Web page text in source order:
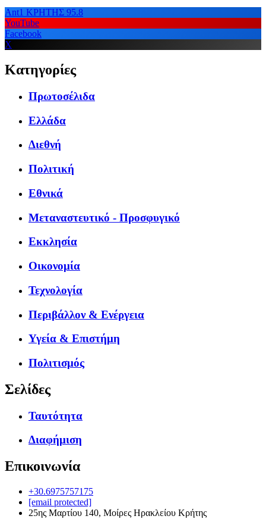
Ant1 ΚΡΗΤΗΣ 95.8
YouTube
Facebook
X
Κατηγορίες
Πρωτοσέλιδα
Ελλάδα
Διεθνή
Πολιτική
Εθνικά
Μεταναστευτικό - Προσφυγικό
Εκκλησία
Οικονομία
Τεχνολογία
Περιβάλλον & Ενέργεια
Υγεία & Επιστήμη
Πολιτισμός
Σελίδες
Ταυτότητα
Διαφήμιση
Επικοινωνία
+30.6975757175
[email protected]
25ης Μαρτίου 140, Μοίρες Ηρακλείου Κρήτης